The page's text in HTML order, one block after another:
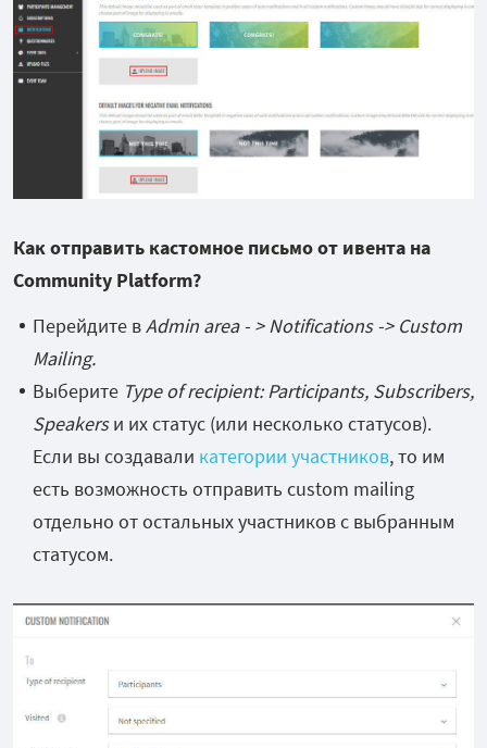
Как отправить кастомное письмо от ивента на
Community Platform?
Перейдите вAdmin area - > Notifications -> Custom
Mailing.
Выберите Type of recipient: Participants, Subscribers,
Speakersи их статус (или несколько статусов).
Если вы создавали категории участников, то им
есть возможность отправить custom mailing
отдельно от остальных участников с выбранным
статусом.